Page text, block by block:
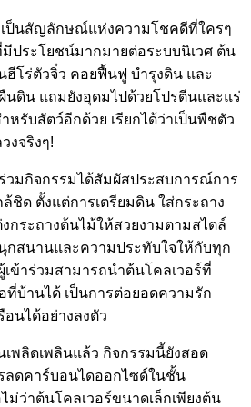
เป็นสัญลักษณ์แห่งความโชคดีที่ใครๆ
ประโยชน์มากมายต่อระบบนิเวศ ต้น
ฮีโร่ตัวจิ๋ว คอยฟื้นฟู บำรุงดิน และ
ดิน แถมยังอุดมไปด้วยโปรตีนและแร่
หรับสัตว์อีกด้วย เรียกได้ว่าเป็นพืชตัว
งจริงๆ!
วมกิจกรรมได้สัมผัสประสบการณ์การ
ชิด ตั้งแต่การเตรียมดิน ใส่กระถาง
กระถางต้นไม้ให้สวยงามตามสไตล์
กสนานและความประทับใจให้กับทุก
ข้าร่วมสามารถนำต้นโคลเวอร์ที่
ที่บ้านได้ เป็นการต่อยอดความรัก
นได้อย่างลงตัว
พลิดเพลินแล้ว กิจกรรมนี้ยังสอด
ลดคาร์บอนไดออกไซด์ในชั้น
ม่ว่าต้นโคลเวอร์ขนาดเล็กเพียงต้น